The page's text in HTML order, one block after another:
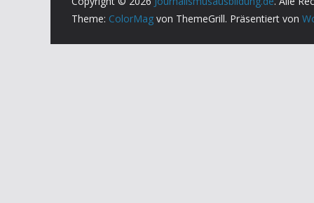
Theme: ColorMag von ThemeGrill. Präsentiert von